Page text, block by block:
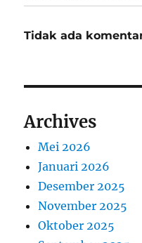
Tidak ada
Archives
Mei 2026
Januari 2026
Desember 2025
November 2025
Oktober 2025